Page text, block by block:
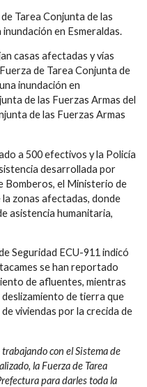
casas afectadas y vías
de Tarea Conjunta de
inundación en
de las Fuerzas Armas del
de las Fuerzas Armas
a 500 efectivos y la Policía
desarrollada por
Bomberos, el Ministerio de
la zonas afectadas, donde
asistencia humanitaria,
Seguridad ECU-911 indicó
se han reportado
de afluentes, mientras
de tierra que
viviendas por la crecida de
con el Sistema de
la Fuerza de Tarea
para darles toda la